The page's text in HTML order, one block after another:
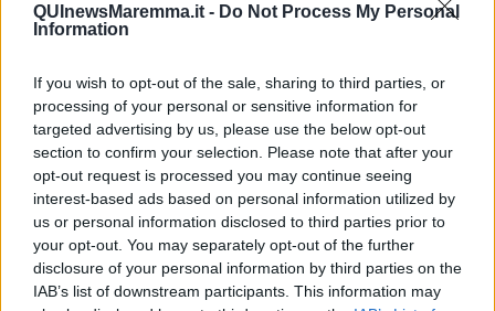
QUInewsMaremma.it - Do Not Process My Personal
Information
If you wish to opt-out of the sale, sharing to third parties, or
processing of your personal or sensitive information for
targeted advertising by us, please use the below opt-out
section to confirm your selection. Please note that after your
opt-out request is processed you may continue seeing
interest-based ads based on personal information utilized by
us or personal information disclosed to third parties prior to
your opt-out. You may separately opt-out of the further
disclosure of your personal information by third parties on the
IAB’s list of downstream participants. This information may
l'intervento dell'Arpat
CASTIGLIONE DELLA PESCAIA —E' giallo sulle cause che a
Castiglione della Pescaia hanno provocato una moria di pesci sia
nell'Allacciantino che alla Casa Rossa. L'ipotesi più accreditata è
che si tratti di un fenomeno legato all'anossia, la mancanza di
sufficiente ossigeno nelle acqua dovuta al caldo estremo.
L'assenza di piogge potrebbe aver messo il carico da 11 non
consentendo un adeguato ricambio di acqua.